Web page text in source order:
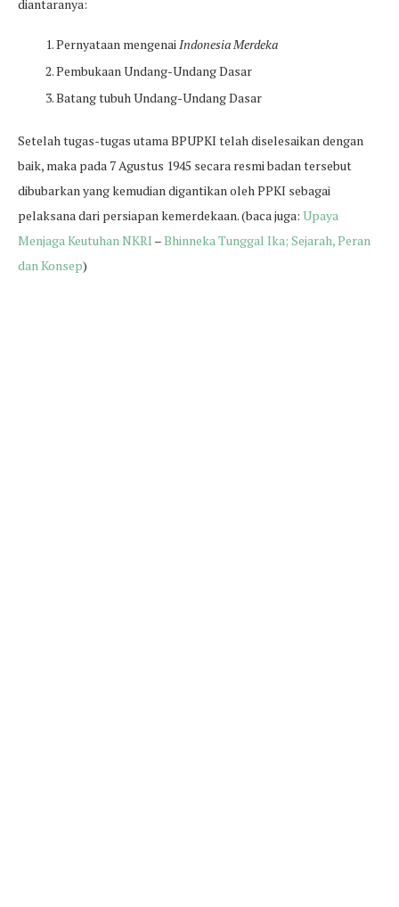
diantaranya:
Pernyataan mengenaiIndonesia Merdeka
Pembukaan Undang-Undang Dasar
Batang tubuh Undang-Undang Dasar
Setelah tugas-tugas utama BPUPKI telah diselesaikan dengan
baik, maka pada 7 Agustus 1945 secara resmi badan tersebut
dibubarkan yang kemudian digantikan oleh PPKI sebagai
pelaksana dari persiapan kemerdekaan. (baca juga: Upaya
Menjaga Keutuhan NKRI –Bhinneka Tunggal Ika; Sejarah, Peran
dan Konsep)